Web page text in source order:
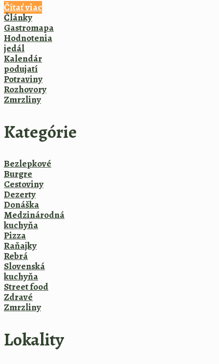
Čítať viac
Články
Gastromapa
Hodnotenia
jedál
Kalendár
podujatí
Potraviny
Rozhovory
Zmrzliny
Kategórie
Bezlepkové
Burgre
Cestoviny
Dezerty
Donáška
Medzinárodná
kuchyňa
Pizza
Raňajky
Rebrá
Slovenská
kuchyňa
Street food
Zdravé
Zmrzliny
Lokality